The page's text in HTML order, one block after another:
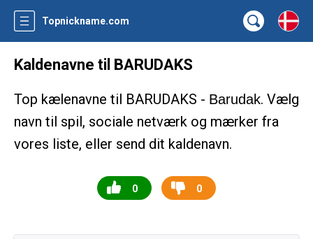
Topnickname.com
Kaldenavne til BARUDAKS
Top kælenavne til BARUDAKS - Barudak. Vælg
navn til spil, sociale netværk og mærker fra
vores liste, eller send dit kaldenavn.
0 0